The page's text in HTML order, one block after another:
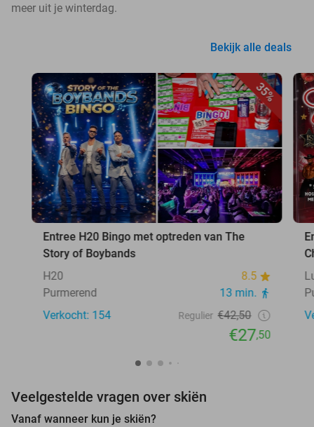
meer uit je winterdag.
Bekijk alle deals
35%
Entree H20 Bingo met optreden van The
Story of Boybands
H20
8.5
Purmerend
13 min.
Verkocht: 154
Regulier €42,50
€27,50
Veelgestelde vragen over skiën
Vanaf wanneer kun je skiën?